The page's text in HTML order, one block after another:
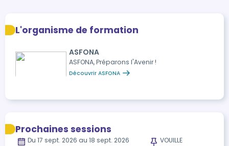
L'organisme de formation
ASFONA
ASFONA, Préparons l'Avenir !
Découvrir ASFONA
Prochaines sessions
Du 17 sept. 2026 au 18 sept. 2026 VOUILLE